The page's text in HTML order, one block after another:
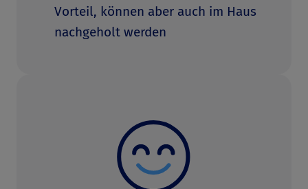
Vorteil, können aber auch im Haus
nachgeholt werden